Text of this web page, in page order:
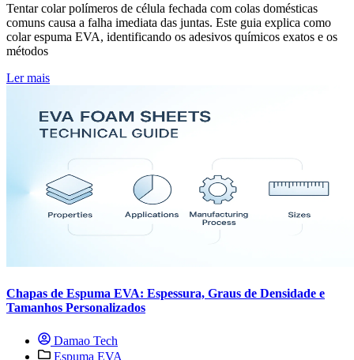
Tentar colar polímeros de célula fechada com colas domésticas
comuns causa a falha imediata das juntas. Este guia explica como
colar espuma EVA, identificando os adesivos químicos exatos e os
métodos
Ler mais
Chapas de Espuma EVA: Espessura, Graus de Densidade e
Tamanhos Personalizados
Damao Tech
Espuma EVA